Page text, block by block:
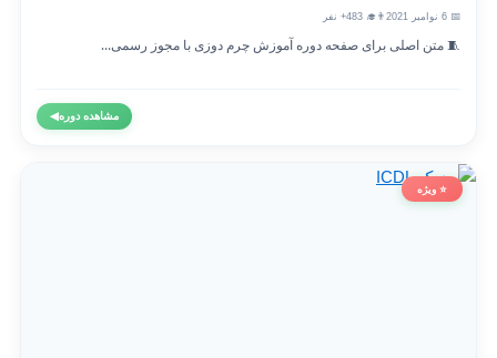
👨‍🎓 483+ نفر
🧵 متن اصلی برای صفحه دوره آموزش چرم دوزی با مجوز رسمی...
مشاهده دوره◀
⭐ ویژه